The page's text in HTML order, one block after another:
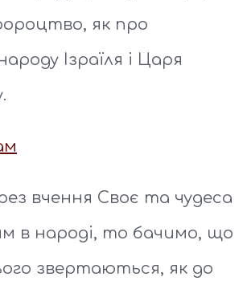
як про
Ізраїля і Царя
вчення Своє та чудеса
в народі, то бачимо, що
звертаються, як до